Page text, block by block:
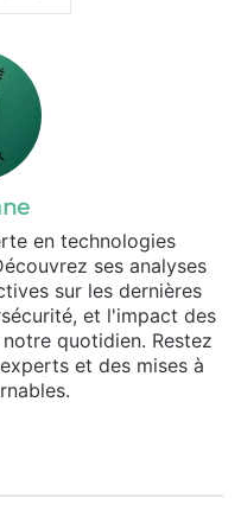
en technologies
ses analyses
sur les dernières
et l'impact des
quotidien. Restez
et des mises à